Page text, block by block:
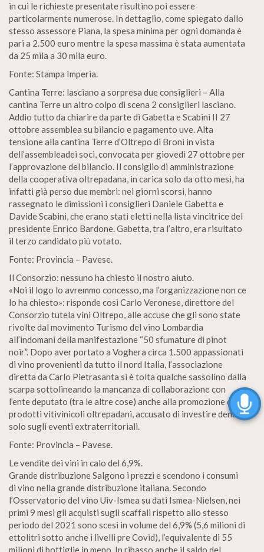
in cui le richieste presentate risultino poi essere
particolarmente numerose. In dettaglio, come spiegato dallo
stesso assessore Piana, la spesa minima per ogni domanda è
pari a 2.500 euro mentre la spesa massima è stata aumentata
da 25 mila a 30 mila euro.
Fonte: Stampa Imperia.
Cantina Terre: lasciano a sorpresa due consiglieri – Alla
cantina Terre un altro colpo di scena 2 consiglieri lasciano.
Addio tutto da chiarire da parte di Gabetta e Scabini II 27
ottobre assemblea su bilancio e pagamento uve. Alta
tensione alla cantina Terre d’Oltrepo di Broni in vista
dell’assembleadei soci, convocata per giovedì 27 ottobre per
l’approvazione del bilancio. Il consiglio di amministrazione
della cooperativa oltrepadana, in carica solo da otto mesi, ha
infatti già perso due membri: nei giorni scorsi, hanno
rassegnato le dimissioni i consiglieri Daniele Gabetta e
Davide Scabini, che erano stati eletti nella lista vincitrice del
presidente Enrico Bardone. Gabetta, tra l’altro, era risultato
il terzo candidato più votato.
Fonte: Provincia – Pavese.
Il Consorzio: nessuno ha chiesto il nostro aiuto.
«Noi il logo lo avremmo concesso, ma l’organizzazione non ce
lo ha chiesto»: risponde così Carlo Veronese, direttore del
Consorzio tutela vini Oltrepo, alle accuse che gli sono state
rivolte dal movimento Turismo del vino Lombardia
all’indomani della manifestazione “50 sfumature di pinot
noir”. Dopo aver portato a Voghera circa 1.500 appassionati
di vino provenienti da tutto il nord Italia, l’associazione
diretta da Carlo Pietrasanta si è tolta qualche sassolino dalla
scarpa sottolineando la mancanza di collaborazione con
l’ente deputato (tra le altre cose) anche alla promozione dei
prodotti vitivinicoli oltrepadani, accusato di investire denaro
solo sugli eventi extraterritoriali.
Fonte: Provincia – Pavese.
Le vendite dei vini in calo del 6,9%.
Grande distribuzione Salgono i prezzi e scendono i consumi
di vino nella grande distribuzione italiana. Secondo
l’Osservatorio del vino Uiv-Ismea su dati Ismea-Nielsen, nei
primi 9 mesi gli acquisti sugli scaffali rispetto allo stesso
periodo del 2021 sono scesi in volume del 6,9% (5,6 milioni di
ettolitri sotto anche i livelli pre Covid), l’equivalente di 55
milioni di bottiglie in meno. In ribasso anche il saldo del